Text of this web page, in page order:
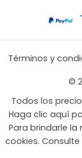
Términos y
©
Todos los
Haga clic aquí
Para brindarle la
cookies.